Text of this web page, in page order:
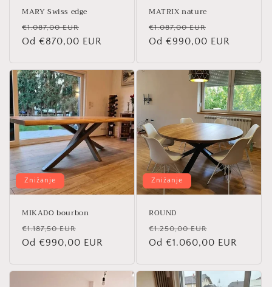
MARY Swiss edge
Redna
cena
€1.087,00 EUR
cena
Od €870,00 EUR
MATRIX nature
Redna
cena
€1.087,00 EUR
cena
Od €990,00 EUR
Znižanje
MIKADO bourbon
Redna
cena
€1.187,50 EUR
cena
Od €990,00 EUR
Znižanje
ROUND
Redna
cena
€1.250,00 EUR
cena
Od €1.060,00 EUR